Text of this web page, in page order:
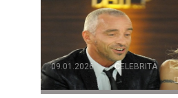
09.01.2026
CELEBRITÀ